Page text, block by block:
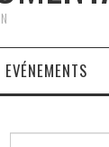
EVÉNEMENTS